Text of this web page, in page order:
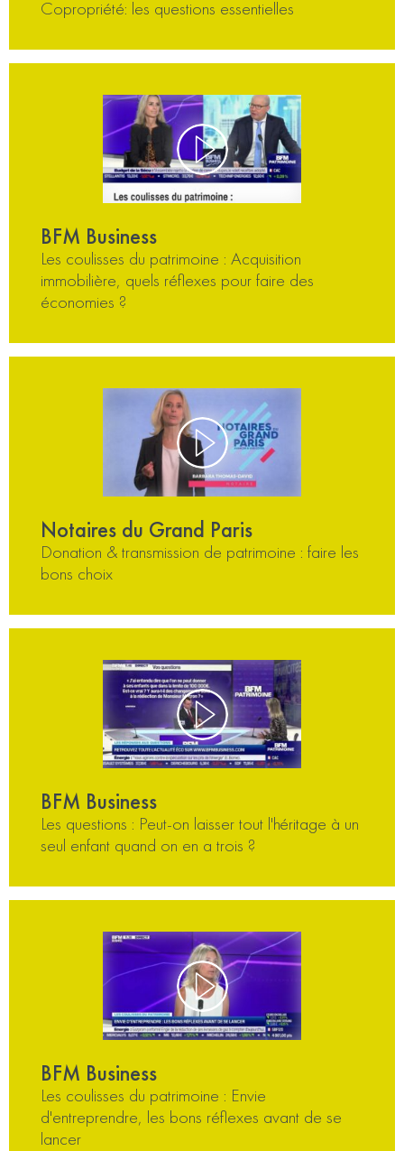
Copropriété: les questions essentielles
BFM Business
Les coulisses du patrimoine : Acquisition
immobilière, quels réflexes pour faire des
économies ?
Notaires du Grand Paris
Donation & transmission de patrimoine : faire les
bons choix
BFM Business
Les questions : Peut-on laisser tout l'héritage à un
seul enfant quand on en a trois ?
BFM Business
Les coulisses du patrimoine : Envie
d'entreprendre, les bons réflexes avant de se
lancer